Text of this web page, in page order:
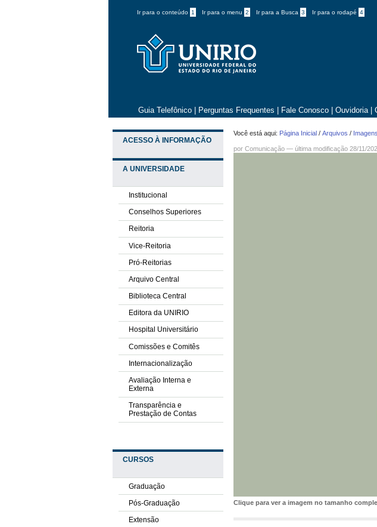
Ir para o conteúdo 1 Ir para o menu 2 Ir para a Busca 3 Ir para o rodapé 4
Guia Telefônico Perguntas Frequentes Fale Conosco Ouvidoria
ACESSO À INFORMAÇÃO
A UNIVERSIDADE
Institucional
Conselhos Superiores
Reitoria
Vice-Reitoria
Pró-Reitorias
Arquivo Central
Biblioteca Central
Editora da UNIRIO
Hospital Universitário
Comissões e Comitês
Internacionalização
Avaliação Interna e
Externa
Transparência e
Prestação de Contas
CURSOS
Graduação
Pós-Graduação
Extensão
Você está aqui: Página Inicial /Arquivos /
porComunicação —última modificação 28/11/
Clique para ver a imagem no tamanho